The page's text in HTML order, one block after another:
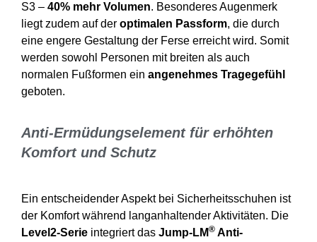
S3 – 40% mehr Volumen. Besonderes Augenmerk
liegt zudem auf der optimalen Passform, die durch
eine engere Gestaltung der Ferse erreicht wird. Somit
werden sowohl Personen mit breiten als auch
normalen Fußformen ein angenehmes Tragegefühl
geboten.
Anti-Ermüdungselement für erhöhten
Komfort und Schutz
Ein entscheidender Aspekt bei Sicherheitsschuhen ist
der Komfort während langanhaltender Aktivitäten. Die
Level2-Serie integriert das Jump-LM® Anti-